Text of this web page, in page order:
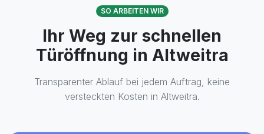
SO ARBEITEN WIR
Ihr Weg zur schnellen
Türöffnung in Altweitra
Transparenter Ablauf bei jedem Auftrag, keine
versteckten Kosten in Altweitra.